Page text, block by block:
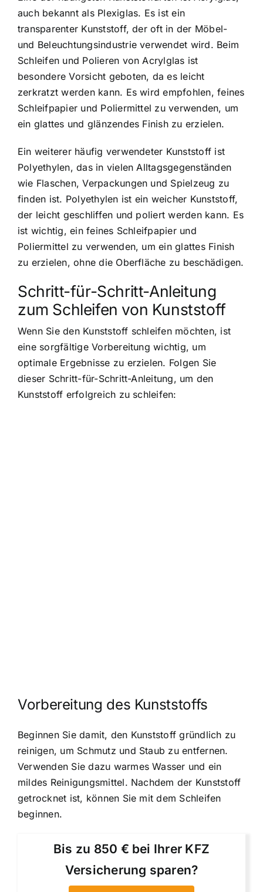
auch bekannt als Plexiglas. Es ist ein
transparenter Kunststoff, der oft in der Möbel-
und Beleuchtungsindustrie verwendet wird. Beim
Schleifen und Polieren von Acrylglas ist
besondere Vorsicht geboten, da es leicht
zerkratzt werden kann. Es wird empfohlen, feines
Schleifpapier und Poliermittel zu verwenden, um
ein glattes und glänzendes Finish zu erzielen.
Ein weiterer häufig verwendeter Kunststoff ist
Polyethylen, das in vielen Alltagsgegenständen
wie Flaschen, Verpackungen und Spielzeug zu
finden ist. Polyethylen ist ein weicher Kunststoff,
der leicht geschliffen und poliert werden kann. Es
ist wichtig, ein feines Schleifpapier und
Poliermittel zu verwenden, um ein glattes Finish
zu erzielen, ohne die Oberfläche zu beschädigen.
Schritt-für-Schritt-Anleitung
zum Schleifen von Kunststoff
Wenn Sie den Kunststoff schleifen möchten, ist
eine sorgfältige Vorbereitung wichtig, um
optimale Ergebnisse zu erzielen. Folgen Sie
dieser Schritt-für-Schritt-Anleitung, um den
Kunststoff erfolgreich zu schleifen:
Vorbereitung des Kunststoffs
Beginnen Sie damit, den Kunststoff gründlich zu
reinigen, um Schmutz und Staub zu entfernen.
Verwenden Sie dazu warmes Wasser und ein
mildes Reinigungsmittel. Nachdem der Kunststoff
getrocknet ist, können Sie mit dem Schleifen
beginnen.
Bis zu 850 € bei Ihrer KFZ
Versicherung sparen?